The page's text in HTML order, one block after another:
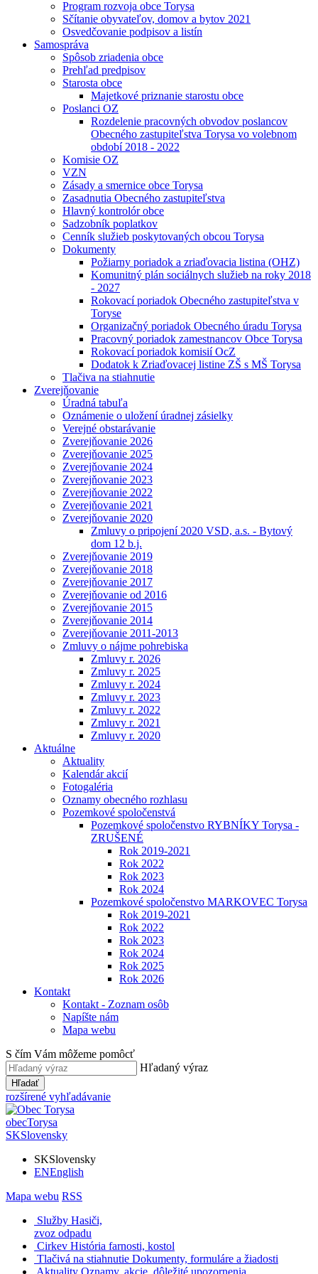
Program rozvoja obce Torysa
Sčítanie obyvateľov, domov a bytov 2021
Osvedčovanie podpisov a listín
Samospráva
Spôsob zriadenia obce
Prehľad predpisov
Starosta obce
Majetkové priznanie starostu obce
Poslanci OZ
Rozdelenie pracovných obvodov poslancov
Obecného zastupiteľstva Torysa vo volebnom
období 2018 - 2022
Komisie OZ
VZN
Zásady a smernice obce Torysa
Zasadnutia Obecného zastupiteľstva
Hlavný kontrolór obce
Sadzobník poplatkov
Cenník služieb poskytovaných obcou Torysa
Dokumenty
Požiarny poriadok a zriaďovacia listina (OHZ)
Komunitný plán sociálnych služieb na roky 2018
- 2027
Rokovací poriadok Obecného zastupiteľstva v
Toryse
Organizačný poriadok Obecného úradu Torysa
Pracovný poriadok zamestnancov Obce Torysa
Rokovací poriadok komisií OcZ
Dodatok k Zriaďovacej listine ZŠ s MŠ Torysa
Tlačiva na stiahnutie
Zverejňovanie
Úradná tabuľa
Oznámenie o uložení úradnej zásielky
Verejné obstarávanie
Zverejňovanie 2026
Zverejňovanie 2025
Zverejňovanie 2024
Zverejňovanie 2023
Zverejňovanie 2022
Zverejňovanie 2021
Zverejňovanie 2020
Zmluvy o pripojení 2020 VSD, a.s. - Bytový
dom 12 b.j.
Zverejňovanie 2019
Zverejňovanie 2018
Zverejňovanie 2017
Zverejňovanie od 2016
Zverejňovanie 2015
Zverejňovanie 2014
Zverejňovanie 2011-2013
Zmluvy o nájme pohrebiska
Zmluvy r. 2026
Zmluvy r. 2025
Zmluvy r. 2024
Zmluvy r. 2023
Zmluvy r. 2022
Zmluvy r. 2021
Zmluvy r. 2020
Aktuálne
Aktuality
Kalendár akcií
Fotogaléria
Oznamy obecného rozhlasu
Pozemkové spoločenstvá
Pozemkové spoločenstvo RYBNÍKY Torysa -
ZRUŠENÉ
Rok 2019-2021
Rok 2022
Rok 2023
Rok 2024
Pozemkové spoločenstvo MARKOVEC Torysa
Rok 2019-2021
Rok 2022
Rok 2023
Rok 2024
Rok 2025
Rok 2026
Kontakt
Kontakt - Zoznam osôb
Napíšte nám
Mapa webu
S čím Vám môžeme pomôcť
Hľadaný výraz
Hľadať
rozšírené vyhľadávanie
obecTorysa
SKSlovensky
SKSlovensky
ENEnglish
Mapa webu RSS
Služby Hasiči,
zvoz odpadu
Cirkev História farnosti, kostol
Tlačivá na stiahnutie Dokumenty, formuláre a žiadosti
Aktuality Oznamy, akcie, dôležité upozornenia